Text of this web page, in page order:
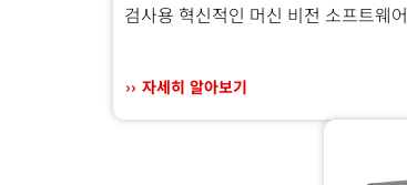
검사용 혁신적인 머신 비전 소프트웨어
자세히 알아보기